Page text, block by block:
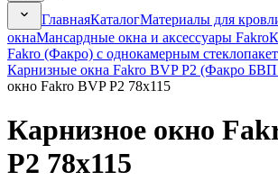
ГлавнаяКаталогМатериалы для
окнаМансардные окна и аксессуары Fakro
Fakro (Факро) с однокамерным
Карнизные окна Fakro BVP P2 (Факро
окно Fakro BVP P2 78x115
Карнизное окно
P2 78x115